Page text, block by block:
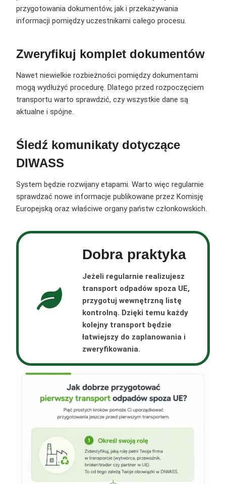
przygotowania dokumentów, jak i przekazywania
informacji pomiędzy uczestnikami całego procesu.
Zweryfikuj komplet dokumentów
Nawet niewielkie rozbieżności pomiędzy dokumentami
mogą wydłużyć procedurę. Dlatego przed rozpoczęciem
transportu warto sprawdzić, czy wszystkie dane są
aktualne i spójne.
Śledź komunikaty dotyczące
DIWASS
System będzie rozwijany etapami. Warto więc regularnie
sprawdzać nowe informacje publikowane przez Komisję
Europejską oraz właściwe organy państw członkowskich.
Dobra praktyka
Jeżeli regularnie realizujesz
transport odpadów spoza UE,
przygotuj wewnętrzną listę
kontrolną. Dzięki temu każdy
kolejny transport będzie
łatwiejszy do zaplanowania i
zweryfikowania.